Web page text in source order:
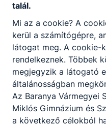
talál.
Mi az a cookie? A
kerül a számítógépre,
látogat meg. A cookie-
rendelkeznek. Többek
megjegyzik a látogató
általánosságban
Az Baranya Vármegyei
Miklós Gimnázium és
a következő célokból